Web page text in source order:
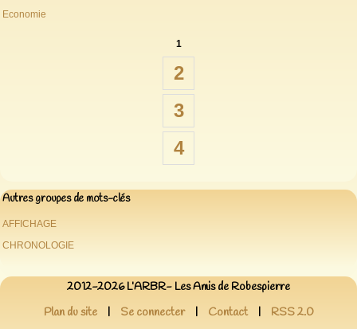
Economie
1
2
3
4
Autres groupes de mots-clés
AFFICHAGE
CHRONOLOGIE
2012-2026 L’ARBR- Les Amis de Robespierre
Plan du site
| Se connecter | Contact | RSS 2.0